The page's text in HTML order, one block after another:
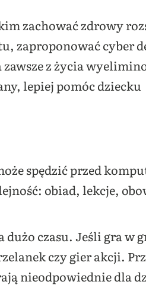
zachować zdrowy
zaproponować cyber
z życia
lepiej pomóc dziecku
spędzić przed
obiad, lekcje,
czasu. Jeśli gra w
czy gier akcji.
nieodpowiednie dla